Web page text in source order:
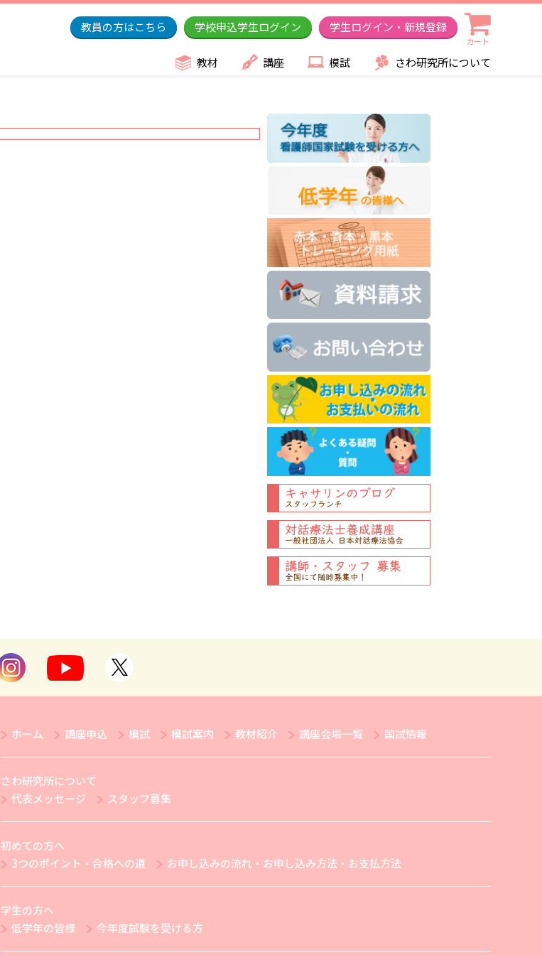
教員の方はこちら 学校申込学生ログイン 学生ログイン・新規登録
カート
教材 講座 模試 さわ研究所について
ホーム 講座申込 模試 模試案内 教材紹介 講座会場一覧 国試情報
さわ研究所について
代表メッセージ
スタッフ募集
初めての方へ
3つのポイント・合格への道
お申し込みの流れ・お申し込み方法・お支払方法
学生の方へ
低学年の皆様
今年度試験を受ける方